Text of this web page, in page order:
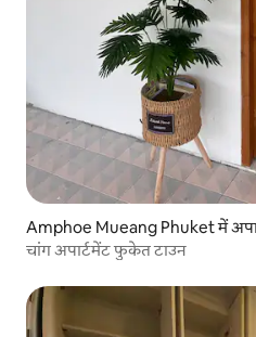
Amphoe Mueang Phuket में
चांग अपार्टमेंट फुकेत टाउन